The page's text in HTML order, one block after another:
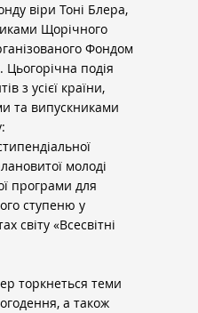
віри Тоні Блера,
Щорічного
Фондом
Цьогорічна подія
з усієї країни,
та випускниками
молоді
програми для
ступеню у
світу «Всесвітні
торкнеться теми
а також